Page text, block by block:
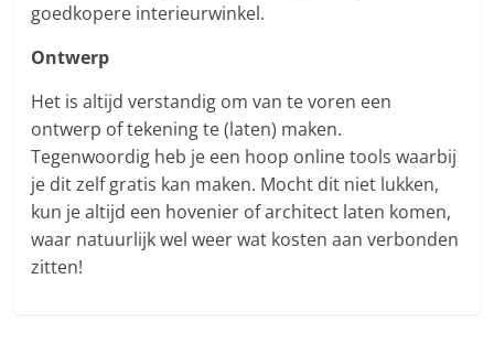
goedkopere interieurwinkel.
Ontwerp
Het is altijd verstandig om van te voren een
ontwerp of tekening te (laten) maken.
Tegenwoordig heb je een hoop online tools waarbij
je dit zelf gratis kan maken. Mocht dit niet lukken,
kun je altijd een hovenier of architect laten komen,
waar natuurlijk wel weer wat kosten aan verbonden
zitten!